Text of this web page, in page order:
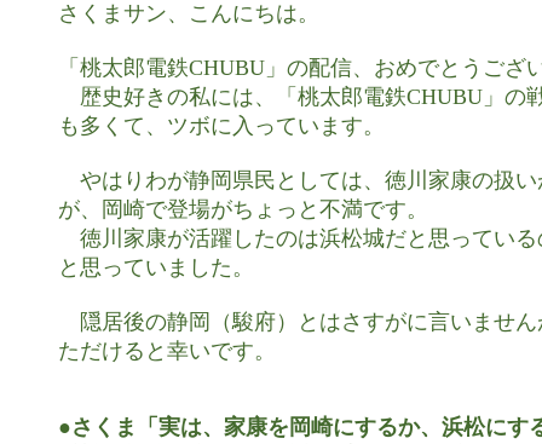
さくまサン、こんにちは。
「桃太郎電鉄CHUBU」の配信、おめでとうござ
歴史好きの私には、「桃太郎電鉄CHUBU」の
も多くて、ツボに入っています。
やはりわが静岡県民としては、徳川家康の扱
が、岡崎で登場がちょっと不満です。
徳川家康が活躍したのは浜松城だと思ってい
と思っていました。
隠居後の静岡（駿府）とはさすがに言いませ
ただけると幸いです。
●さくま「実は、家康を岡崎にするか、浜松にす